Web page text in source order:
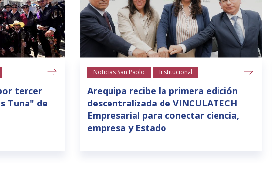
tercer
Tuna" de
Noticias San Pablo Institucional
Arequipa recibe la primera edición
descentralizada de VINCULATECH
Empresarial para conectar ciencia,
empresa y Estado